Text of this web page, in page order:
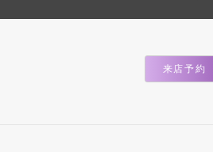
来店予約